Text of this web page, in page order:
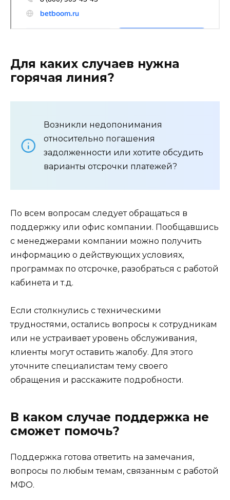
Для каких случаев нужна
горячая линия?
Возникли недопонимания
относительно погашения
задолженности или хотите обсудить
варианты отсрочки платежей?
По всем вопросам следует обращаться в
поддержку или офис компании. Пообщавшись
с менеджерами компании можно получить
информацию о действующих условиях,
программах по отсрочке, разобраться с работой
кабинета и т.д.
Если столкнулись с техническими
трудностями, остались вопросы к сотрудникам
или не устраивает уровень обслуживания,
клиенты могут оставить жалобу. Для этого
уточните специалистам тему своего
обращения и расскажите подробности.
В каком случае поддержка не
сможет помочь?
Поддержка готова ответить на замечания,
вопросы по любым темам, связанным с работой
МФО.